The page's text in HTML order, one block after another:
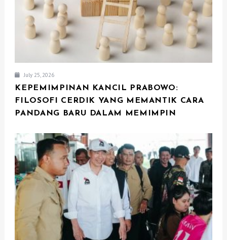
July 25, 2026
KEPEMIMPINAN KANCIL PRABOWO:
FILOSOFI CERDIK YANG MEMANTIK CARA
PANDANG BARU DALAM MEMIMPIN